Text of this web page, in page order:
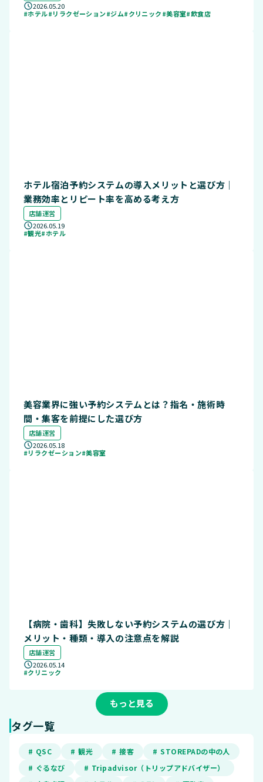
2026.05.20
#ホテル#リラクゼーション#ジム#クリニック#美容室#飲食店
ホテル宿泊予約システムの導入メリットと選び方｜
業務効率とリピート率を高める考え方
店舗運営
2026.05.19
#観光#ホテル
美容業界に強い予約システムとは？指名・施術時
間・集客を前提にした選び方
店舗運営
2026.05.18
#リラクゼーション#美容室
【病院・歯科】失敗しない予約システムの選び方｜
メリット・種類・導入の注意点を解説
店舗運営
2026.05.14
#クリニック
もっと見る
タグ一覧
# QSC # 観光 # 接客
# STOREPADの中の人
# ぐるなび
# Tripadvisor（トリップアドバイザー）